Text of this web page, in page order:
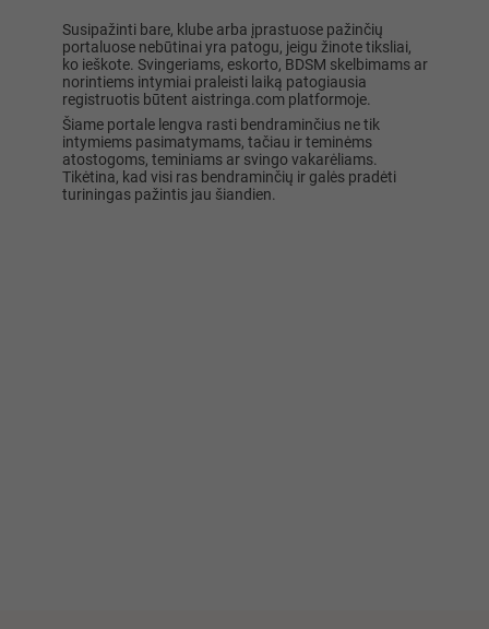
Susipažinti bare, klube arba įprastuose pažinčių
portaluose nebūtinai yra patogu, jeigu žinote tiksliai,
ko ieškote. Svingeriams, eskorto, BDSM skelbimams ar
norintiems intymiai praleisti laiką patogiausia
registruotis būtent aistringa.com platformoje.
Šiame portale lengva rasti bendraminčius ne tik
intymiems pasimatymams, tačiau ir teminėms
atostogoms, teminiams ar svingo vakarėliams.
Tikėtina, kad visi ras bendraminčių ir galės pradėti
turiningas pažintis jau šiandien.